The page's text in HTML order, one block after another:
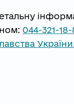
044-321-18-